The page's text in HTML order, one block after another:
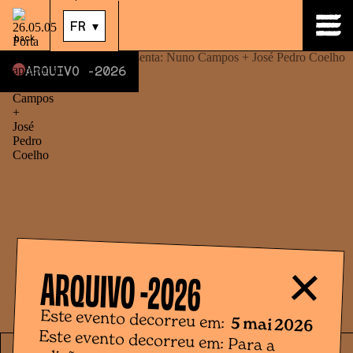
back
FR ▾
ARQUIVO -2026
ARQUIVO -2026
Este evento decorreu em: 5 mai 2026
Este evento decorreu em: Para a